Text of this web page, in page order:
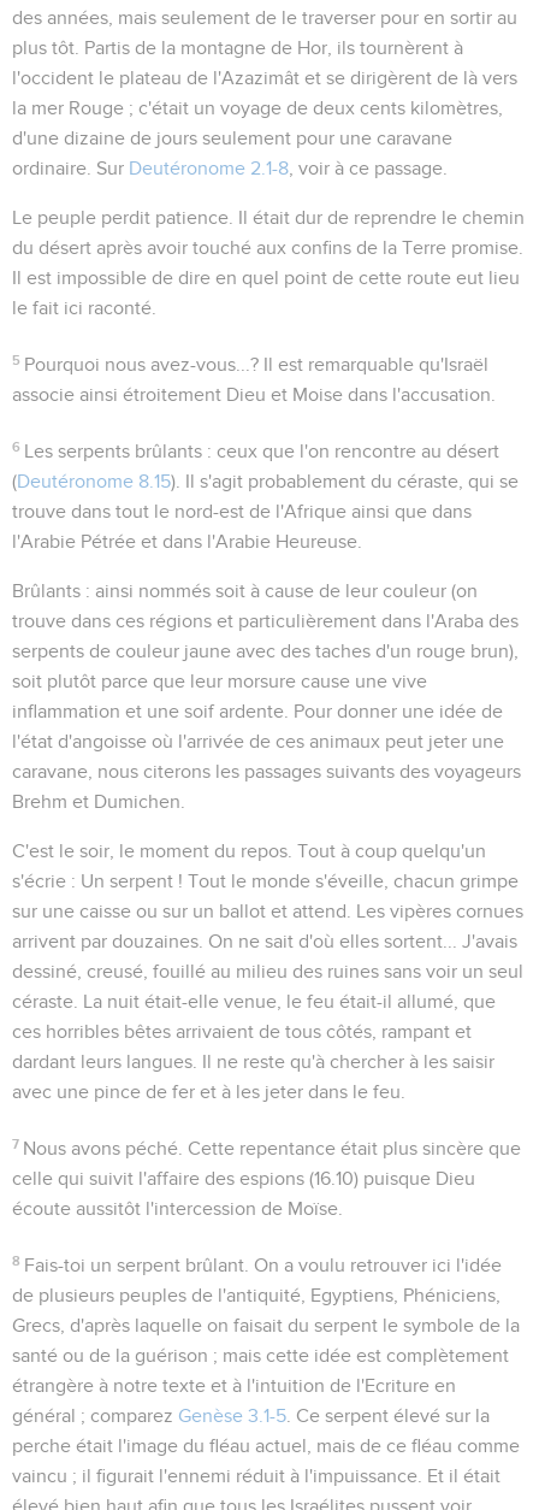
des années, mais seulement de le traverser pour en sortir au
plus tôt. Partis de la montagne de Hor, ils tournèrent à
l'occident le plateau de l'Azazimât et se dirigèrent de là vers
la mer Rouge ; c'était un voyage de deux cents kilomètres,
d'une dizaine de jours seulement pour une caravane
ordinaire. Sur Deutéronome 2.1-8 , voir à ce passage.
Le peuple perdit patience . Il était dur de reprendre le chemin
du désert après avoir touché aux confins de la Terre promise.
Il est impossible de dire en quel point de cette route eut lieu
le fait ici raconté.
5 Pourquoi nous avez-vous...? Il est remarquable qu'Israël
associe ainsi étroitement Dieu et Moise dans l'accusation.
6 Les serpents brûlants : ceux que l'on rencontre au désert
(Deutéronome 8.15). Il s'agit probablement du céraste, qui se
trouve dans tout le nord-est de l'Afrique ainsi que dans
l'Arabie Pétrée et dans l'Arabie Heureuse.
Brûlants : ainsi nommés soit à cause de leur couleur (on
trouve dans ces régions et particulièrement dans l'Araba des
serpents de couleur jaune avec des taches d'un rouge brun),
soit plutôt parce que leur morsure cause une vive
inflammation et une soif ardente. Pour donner une idée de
l'état d'angoisse où l'arrivée de ces animaux peut jeter une
caravane, nous citerons les passages suivants des voyageurs
Brehm et Dumichen.
C'est le soir, le moment du repos. Tout à coup quelqu'un
s'écrie : Un serpent ! Tout le monde s'éveille, chacun grimpe
sur une caisse ou sur un ballot et attend. Les vipères cornues
arrivent par douzaines. On ne sait d'où elles sortent... J'avais
dessiné, creusé, fouillé au milieu des ruines sans voir un seul
céraste. La nuit était-elle venue, le feu était-il allumé, que
ces horribles bêtes arrivaient de tous côtés, rampant et
dardant leurs langues. Il ne reste qu'à chercher à les saisir
avec une pince de fer et à les jeter dans le feu.
7 Nous avons péché . Cette repentance était plus sincère que
celle qui suivit l'affaire des espions (16.10) puisque Dieu
écoute aussitôt l'intercession de Moïse.
8 Fais-toi un serpent brûlant . On a voulu retrouver ici l'idée
de plusieurs peuples de l'antiquité, Egyptiens, Phéniciens,
Grecs, d'après laquelle on faisait du serpent le symbole de la
santé ou de la guérison ; mais cette idée est complètement
étrangère à notre texte et à l'intuition de l'Ecriture en
général ; comparez Genèse 3.1-5 . Ce serpent élevé sur la
perche était l'image du fléau actuel, mais de ce fléau comme
vaincu ; il figurait l'ennemi réduit à l'impuissance. Et il était
élevé bien haut afin que tous les Israélites pussent voir